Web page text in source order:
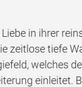
in ihrer
zeitlose tiefe
welches
einleitet.